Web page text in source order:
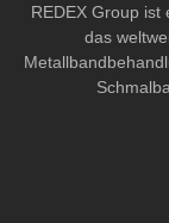
REDEX Group ist
das